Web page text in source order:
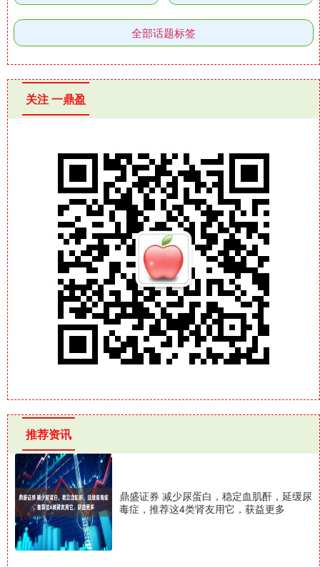
全部话题标签
关注 一鼎盈
推荐资讯
鼎盛证券 减少尿蛋白，稳定血肌酐，延缓尿
毒症，推荐这4类肾友用它，获益更多